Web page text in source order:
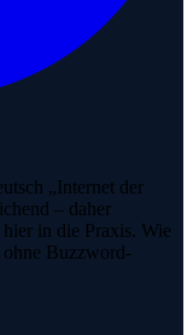
„Internet der
– daher
in die Praxis. Wie
ohne Buzzword-